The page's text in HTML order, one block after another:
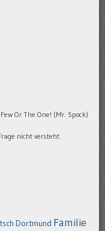
Or The One! (Mr. Spock)
nicht versteht.
Dortmund Familie